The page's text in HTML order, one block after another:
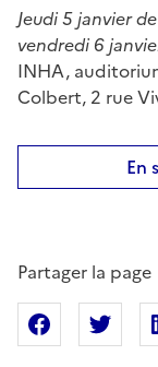
Jeudi 5 janvier
vendredi 6
INHA,
Colbert, 2 rue
En
Partager la page
Partager